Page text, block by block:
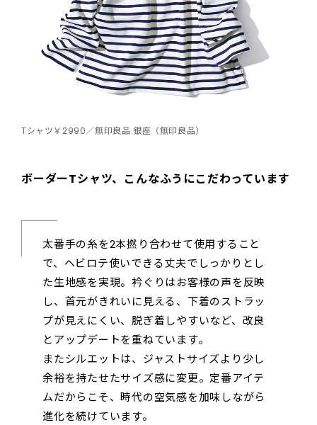
Tシャツ￥2990／無印良品 銀座（無印良品）
ボーダーTシャツ、こんなふうにこだわっています
太番手の糸を2本撚り合わせて使用すること
で、ヘビロテ使いできる丈夫でしっかりとし
た生地感を実現。衿ぐりはお客様の声を反映
し、首元がきれいに見える、下着のストラッ
プが見えにくい、脱ぎ着しやすいなど、改良
とアップデートを重ねています。
またシルエットは、ジャストサイズより少し
余裕を持たせたサイズ感に変更。定番アイテ
ムだからこそ、時代の空気感を加味しながら
進化を続けています。